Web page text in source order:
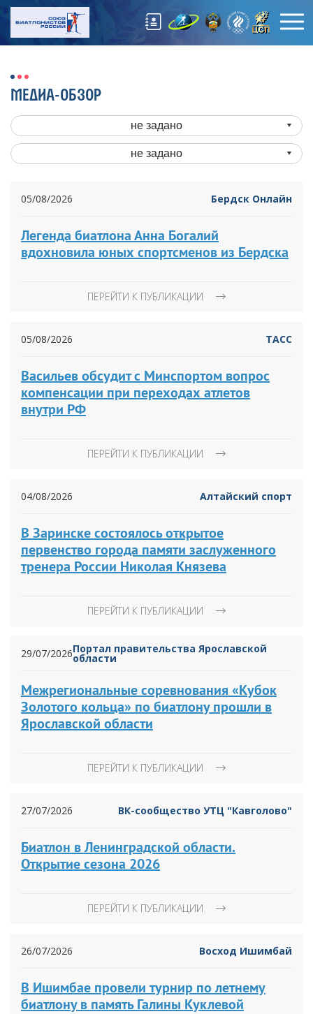
МЕДИА-ОБЗОР
не задано
не задано
05/08/2026 Бердск Онлайн
Легенда биатлона Анна Богалий
вдохновила юных спортсменов из Бердска
ПЕРЕЙТИ К ПУБЛИКАЦИИ
05/08/2026 ТАСС
Васильев обсудит с Минспортом вопрос
компенсации при переходах атлетов
внутри РФ
ПЕРЕЙТИ К ПУБЛИКАЦИИ
04/08/2026 Алтайский спорт
В Заринске состоялось открытое
первенство города памяти заслуженного
тренера России Николая Князева
ПЕРЕЙТИ К ПУБЛИКАЦИИ
29/07/2026Портал правительства Ярославской
области
Межрегиональные соревнования «Кубок
Золотого кольца» по биатлону прошли в
Ярославской области
ПЕРЕЙТИ К ПУБЛИКАЦИИ
27/07/2026 ВК-сообщество УТЦ "Кавголово"
Биатлон в Ленинградской области.
Открытие сезона 2026
ПЕРЕЙТИ К ПУБЛИКАЦИИ
26/07/2026 Восход Ишимбай
В Ишимбае провели турнир по летнему
биатлону в память Галины Куклевой